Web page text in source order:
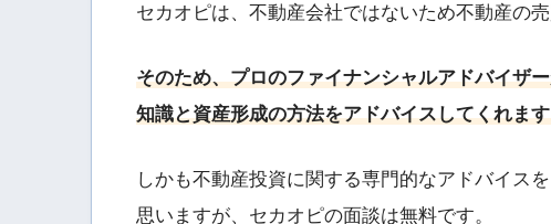
セカオピは、不動産会社ではないため不動産の売
そのため、プロのファイナンシャルアドバイザ
知識と資産形成の方法をアドバイスしてくれま
しかも不動産投資に関する専門的なアドバイス
思いますが、セカオピの面談は無料です。